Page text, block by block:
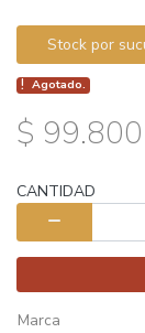
Stock por
Agotado.
$ 99.800
CANTIDAD
Marca